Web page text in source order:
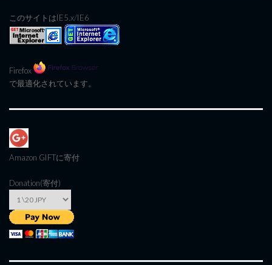
このサイトはIE5.x/IE6
Firefox
で最適化されています。
Amazon GIFTに寄付
Donation(寄付)